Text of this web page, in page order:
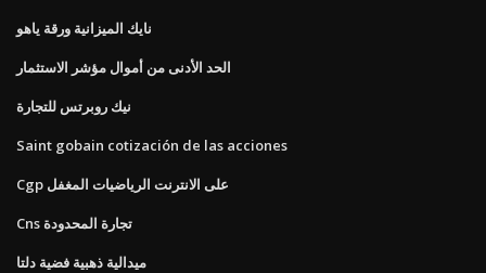
نايك الميزانية ورقة ياهو
الحد الأدنى من أموال مؤشر الاستثمار
نيك روبرتس للتجارة
Saint gobain cotización de las acciones
Cgp على الانترنت الرياضيات المغفل
Cns تجارة المحدودة
ميدالية ذهبية فضية دلتا